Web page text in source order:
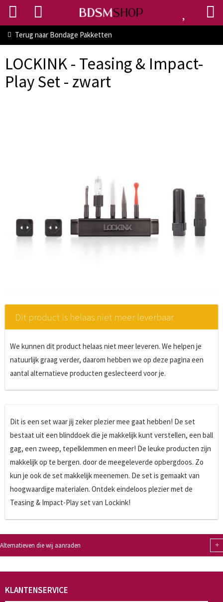
Terug naar Bondage Pakketten
LOCKINK - Teasing & Impact-
Play Set - zwart
Dit product is helaas niet meer leverbaar
We kunnen dit product helaas niet meer leveren. We helpen je
natuurlijk graag verder, daarom hebben we op deze pagina een
aantal alternatieve producten geslecteerd voor je.
Dit is een set waar jij zeker plezier mee gaat hebben! De set
bestaat uit een blinddoek die je makkelijk kunt verstellen, een ball
gag, een zweep, tepelklemmen en meer! De leuke producten zijn
makkelijk op te bergen. door de meegeleverde opbergdoos. Zo
kun je ook de set makkelijk meenemen. De set is gemaakt van
hoogwaardige materialen. Ontdek eindeloos plezier met de
Teasing & Impact-Play set van Lockink!
Alternatieven die wij aanraden +
KLANTENSERVICE